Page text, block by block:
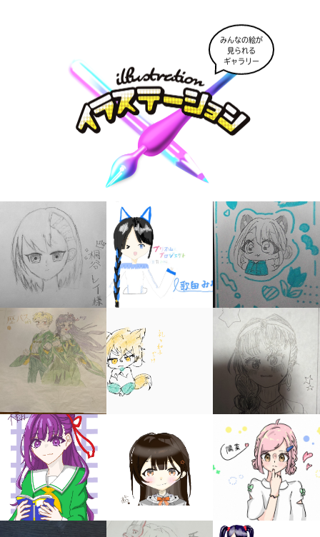
キミノラジオ配信中！
いろんな動画が
見られる
みんなの絵が
見られる
ギャラリー